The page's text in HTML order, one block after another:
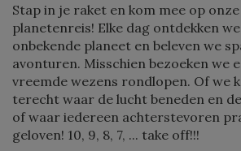
Stap in je raket en kom mee op
planetenreis! Elke dag ontdekken
onbekende planeet en beleven we
avonturen. Misschien bezoeken we
vreemde wezens rondlopen. Of we
terecht waar de lucht beneden en
of waar iedereen achterstevoren
geloven! 10, 9, 8, 7, ... take off!!!